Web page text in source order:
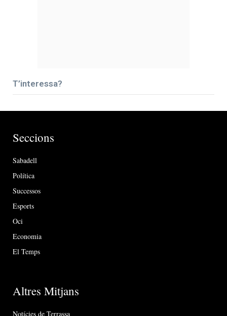
T’interessa?
Seccions
Sabadell
Política
Successos
Esports
Oci
Economia
El Temps
Altres Mitjans
Notícies de Terrassa